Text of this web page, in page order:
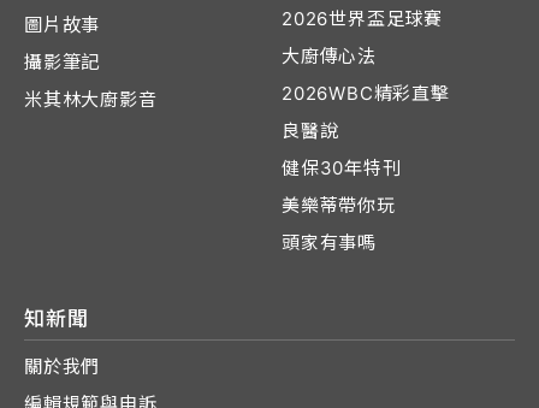
圖片故事
攝影筆記
米其林大廚影音
2026世界盃足球賽
大廚傳心法
2026WBC精彩直擊
良醫說
健保30年特刊
美樂蒂帶你玩
頭家有事嗎
知新聞
關於我們